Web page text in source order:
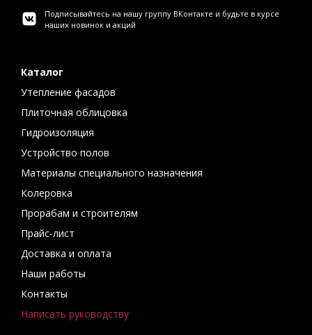
Подписывайтесь на нашу группу ВКонтакте и будьте в курсе
наших новинок и акций
Каталог
Утепление фасадов
Плиточная облицовка
Гидроизоляция
Устройство полов
Материалы специального назначения
Колеровка
Прорабам и строителям
Прайс-лист
Доставка и оплата
Наши работы
Контакты
Написать руководству